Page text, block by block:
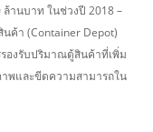
านบาท ในช่วงปี 2018 –
ค้า (Container Depot)
องรับปริมาณตู้สินค้าที่เพิ่ม
าพและขีดความสามารถใน